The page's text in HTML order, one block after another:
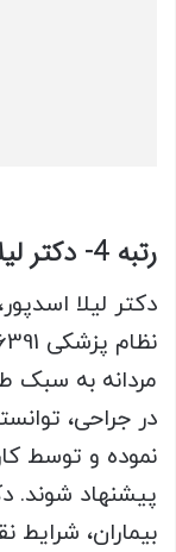
رتبه 4- دکتر لیلا اسدپور
دکتر لیلا
مردانه به سبک
در جراحی،
نموده و توسط
پیشنهاد شوند.
بیماران، شرایط